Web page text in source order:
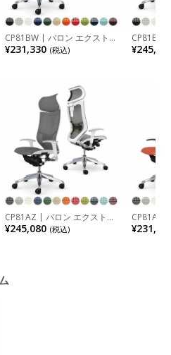
CP81BW | バロン エクストラ
ハイバック 可動ヘッドレスト
座クッション アジャストアー
¥231,330 (税込)
CP81BZ
ハイバッ
座クッシ
CP81AZ | バロン エクストラ
ハイバック 可動ヘッドレスト
座メッシュ アジャストアーム
¥245,080 (税込)
CP81AR
ハイバッ
座メッシ